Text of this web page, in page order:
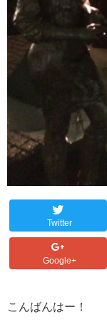
Twitter
Google+
こんばんはー！